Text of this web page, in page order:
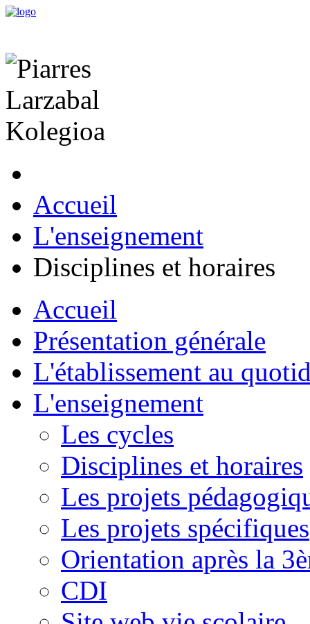
Accueil
L'enseignement
Disciplines et horaires
Accueil
Présentation générale
L'établissement au
L'enseignement
Les cycles
Disciplines et horaires
Les projets
Les projets spécifiques
Orientation après la
CDI